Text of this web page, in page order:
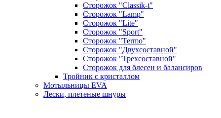
Сторожок "Classik-t"
Сторожок "Lamp"
Сторожок "Lite"
Сторожок "Sport"
Сторожок "Termo"
Сторожок "Двухсоставной"
Сторожок "Трехсоставной"
Сторожок для блесен и балансиров
Тройник с кристаллом
Мотыльницы EVA
Лески, плетеные шнуры